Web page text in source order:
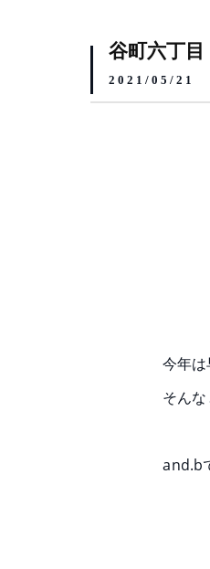
谷町六丁
2021/05/21
今年
そん
and.b